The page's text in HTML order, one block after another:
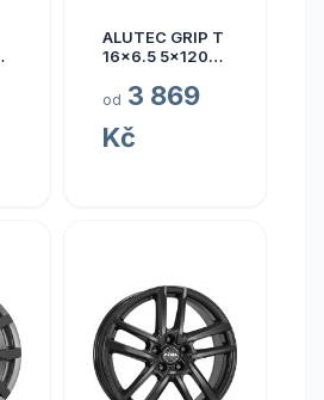
ALUTEC GRIP T
16x6.5 5x120
od 3 869
Kč